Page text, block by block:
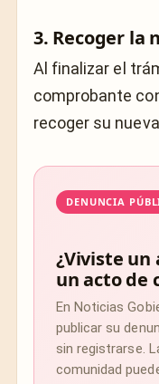
3. Recoger la
Al finalizar el
comprobante
recoger su
DENUNCIA
¿Viviste un
un acto de
En Noticias
publicar su
sin registrarse.
comunidad